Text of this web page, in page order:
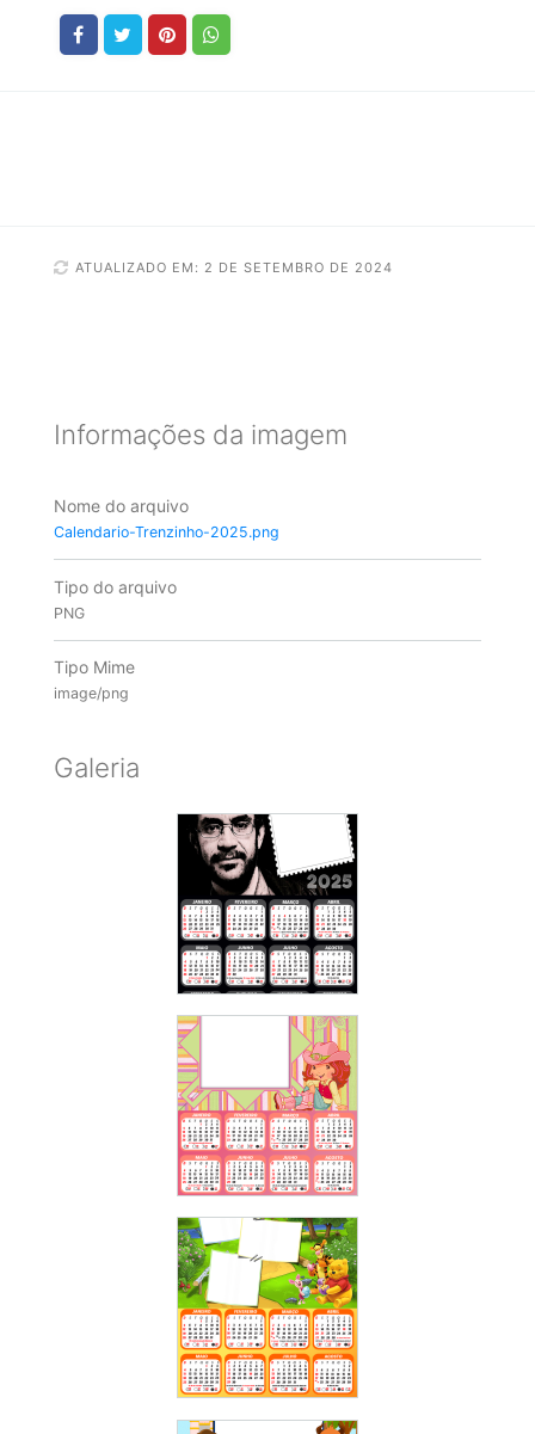
ATUALIZADO EM: 2 DE SETEMBRO DE 2024
Informações da imagem
Nome do arquivo
Calendario-Trenzinho-2025.png
Tipo do arquivo
PNG
Tipo Mime
image/png
Galeria